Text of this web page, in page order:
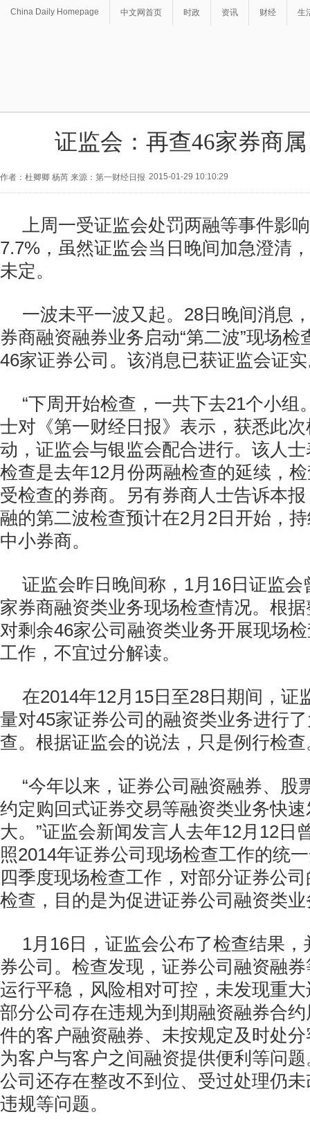
China Daily Homepage 中文网首页 时政 资讯 财经 生
证监会：再查46家券商
作者：杜卿卿 杨芮 来源：第一财经日报 2015-01-29 10:10:29
上周一受证监会处罚两融等事件影
7.7%，虽然证监会当日晚间加急澄清
未定。
一波未平一波又起。28日晚间消息
券商融资融券业务启动“第二波”现场检
46家证券公司。该消息已获证监会证
“下周开始检查，一共下去21个小组
士对《第一财经日报》表示，获悉此
动，证监会与银监会配合进行。该人
检查是去年12月份两融检查的延续，
受检查的券商。另有券商人士告诉本
融的第二波检查预计在2月2日开始，
中小券商。
证监会昨日晚间称，1月16日证监
家券商融资类业务现场检查情况。根
对剩余46家公司融资类业务开展现场
工作，不宜过分解读。
在2014年12月15日至28日期间，证
量对45家证券公司的融资类业务进行
查。根据证监会的说法，只是例行检查
“今年以来，证券公司融资融券、股
约定购回式证券交易等融资类业务快
大。”证监会新闻发言人去年12月12日
照2014年证券公司现场检查工作的统
四季度现场检查工作，对部分证券公
检查，目的是为促进证券公司融资类
1月16日，证监会公布了检查结果
券公司。检查发现，证券公司融资融
运行平稳，风险相对可控，未发现重
部分公司存在违规为到期融资融券合
件的客户融资融券、未按规定及时处
为客户与客户之间融资提供便利等问
公司还存在整改不到位、受过处理仍
违规等问题。